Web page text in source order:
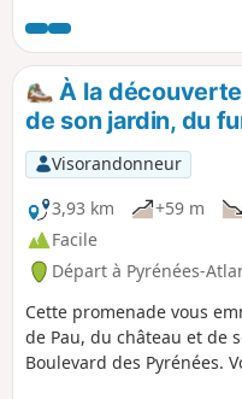
entre les deux villes étapes.
À la
de son jardin, du
Visorandonneur
3,93 km
+59 m
Facile
Départ à Pyrénées-
Cette promenade vous
de Pau, du château et de
Boulevard des Pyrénées.